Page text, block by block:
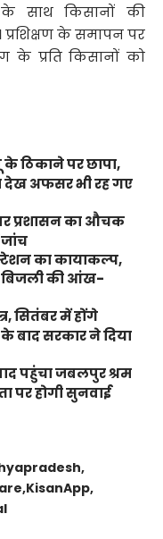
के साथ किसानों की
के समापन पर
के प्रति किसानों को
ठिकाने पर छापा,
अफसर भी रह गए
प्रशासन का औचक
जांच
का कायाकल्प,
बिजली की आंख-
सितंबर में होंगे
बाद सरकार ने दिया
पहुंचा जबलपुर श्रम
पर होगी सुनवाई
KisanApp